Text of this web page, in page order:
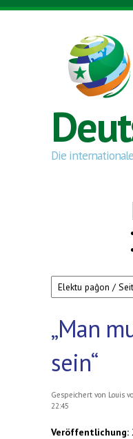
Direkt zum Inhalt
Die
„Man
sein“
Gespeichert von Louis
22:45
Veröffentlichung: